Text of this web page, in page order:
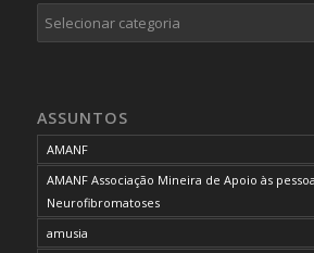
Categorias
ASSUNTOS
AMANF
AMANF Associação Mineira de Apoio às
Neurofibromatoses
amusia